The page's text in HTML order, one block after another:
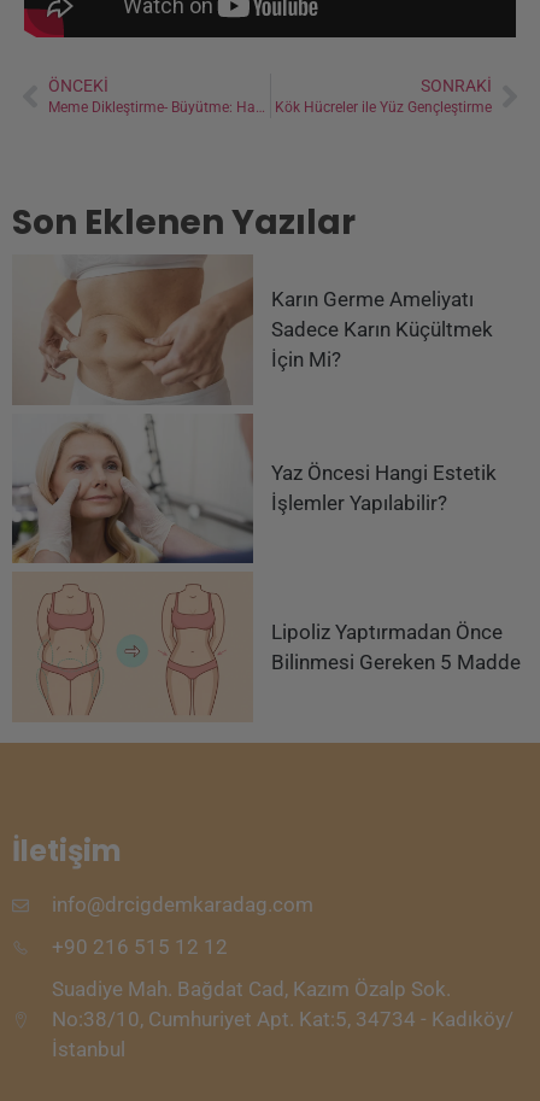
ÖNCEKI
Meme Dikleştirme- Büyütme: Hangisi Size Uygun?
SONRAKI
Kök Hücreler ile Yüz Gençleştirme
Son Eklenen Yazılar
Karın Germe Ameliyatı
Sadece Karın Küçültmek
İçin Mi?
Yaz Öncesi Hangi Estetik
İşlemler Yapılabilir?
Lipoliz Yaptırmadan Önce
Bilinmesi Gereken 5 Madde
İletişim
info@drcigdemkaradag.com
+90 216 515 12 12
Suadiye Mah. Bağdat Cad, Kazım Özalp Sok.
No:38/10, Cumhuriyet Apt. Kat:5, 34734 - Kadıköy/
İstanbul